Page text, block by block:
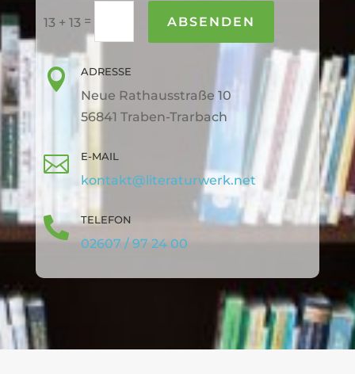
13 + 13= ABSENDEN
 ADRESSE
Neue Rathausstraße 10
56841 Traben-Trarbach
 E-MAIL
kontakt@literaturwerk.net
 TELEFON
02607 / 97 24 00